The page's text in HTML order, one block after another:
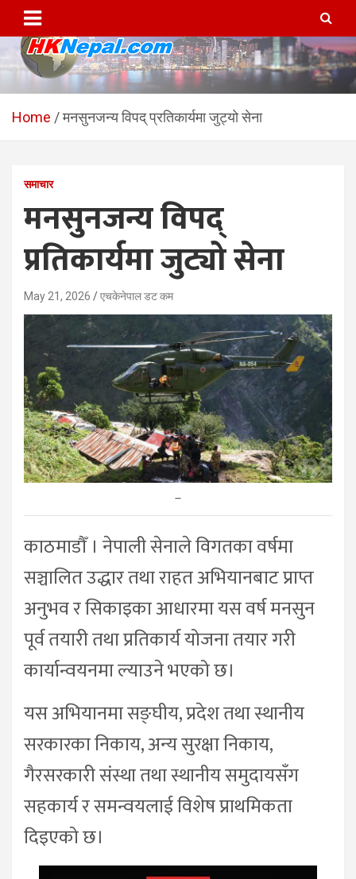
content
HKNepal.com – हङकङबाट
सञ्चालित पहिलो नेपाली अनलाईन
hknepal, hknepal.com, hk nepal, hk nepal com
Home मनसुनजन्य विपद् प्रतिकार्यमा जुट्यो सेना
समाचार
मनसुनजन्य विपद्
प्रतिकार्यमा जुट्यो सेना
May 21, 2026 एचकेनेपाल डट कम
–
काठमाडौँ । नेपाली सेनाले विगतका वर्षमा
सञ्चालित उद्धार तथा राहत अभियानबाट प्राप्त
अनुभव र सिकाइका आधारमा यस वर्ष मनसुन
पूर्व तयारी तथा प्रतिकार्य योजना तयार गरी
कार्यान्वयनमा ल्याउने भएको छ।
यस अभियानमा सङ्घीय, प्रदेश तथा स्थानीय
सरकारका निकाय, अन्य सुरक्षा निकाय,
गैरसरकारी संस्था तथा स्थानीय समुदायसँग
सहकार्य र समन्वयलाई विशेष प्राथमिकता
दिइएको छ।